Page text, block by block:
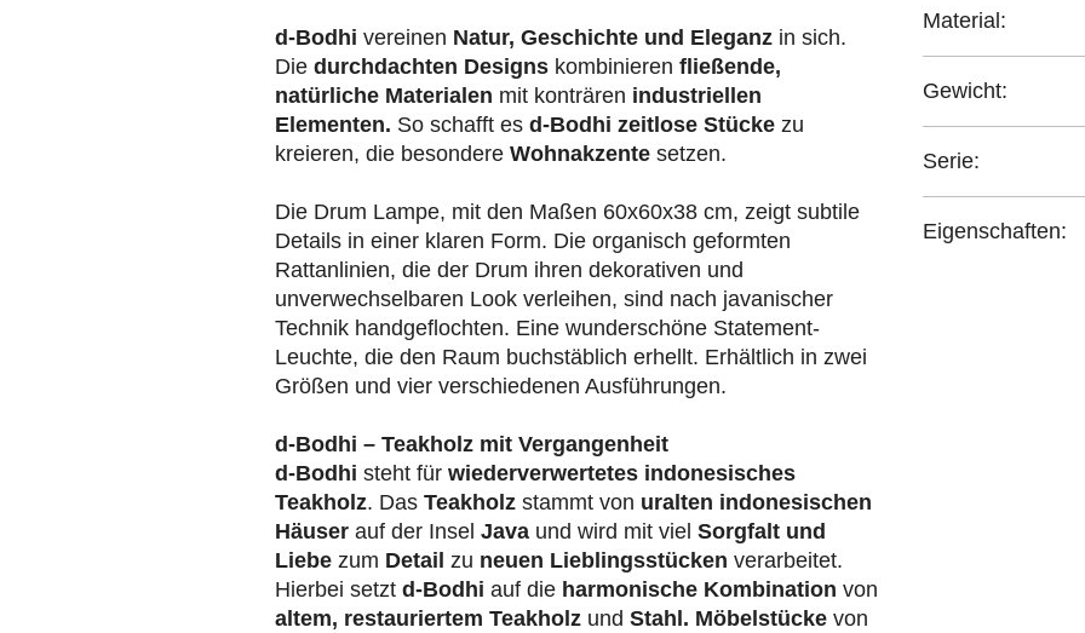
d-Bodhi vereinen Natur, Geschichte und Eleganz in sich.
Die durchdachten Designs kombinieren fließende,
natürliche Materialen mit konträren industriellen
Elementen. So schafft es d-Bodhi zeitlose Stücke zu
kreieren, die besondere Wohnakzente setzen.
Die Drum Lampe, mit den Maßen 60x60x38 cm, zeigt subtile
Details in einer klaren Form. Die organisch geformten
Rattanlinien, die der Drum ihren dekorativen und
unverwechselbaren Look verleihen, sind nach javanischer
Technik handgeflochten. Eine wunderschöne Statement-
Leuchte, die den Raum buchstäblich erhellt. Erhältlich in zwei
Größen und vier verschiedenen Ausführungen.
d-Bodhi – Teakholz mit Vergangenheit
d-Bodhi steht für wiederverwertetes indonesisches
Teakholz. Das Teakholz stammt von uralten indonesischen
Häuser auf der Insel Java und wird mit viel Sorgfalt und
Liebe zum Detail zu neuen Lieblingsstücken verarbeitet.
Hierbei setzt d-Bodhi auf die harmonische Kombination von
altem, restauriertem Teakholz und Stahl. Möbelstücke von
Material:
Gewicht:
Serie:
Eigenschaften: